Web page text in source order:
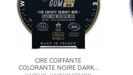
CIRE COIFFANTE
COLORANTE NOIRE DARK...